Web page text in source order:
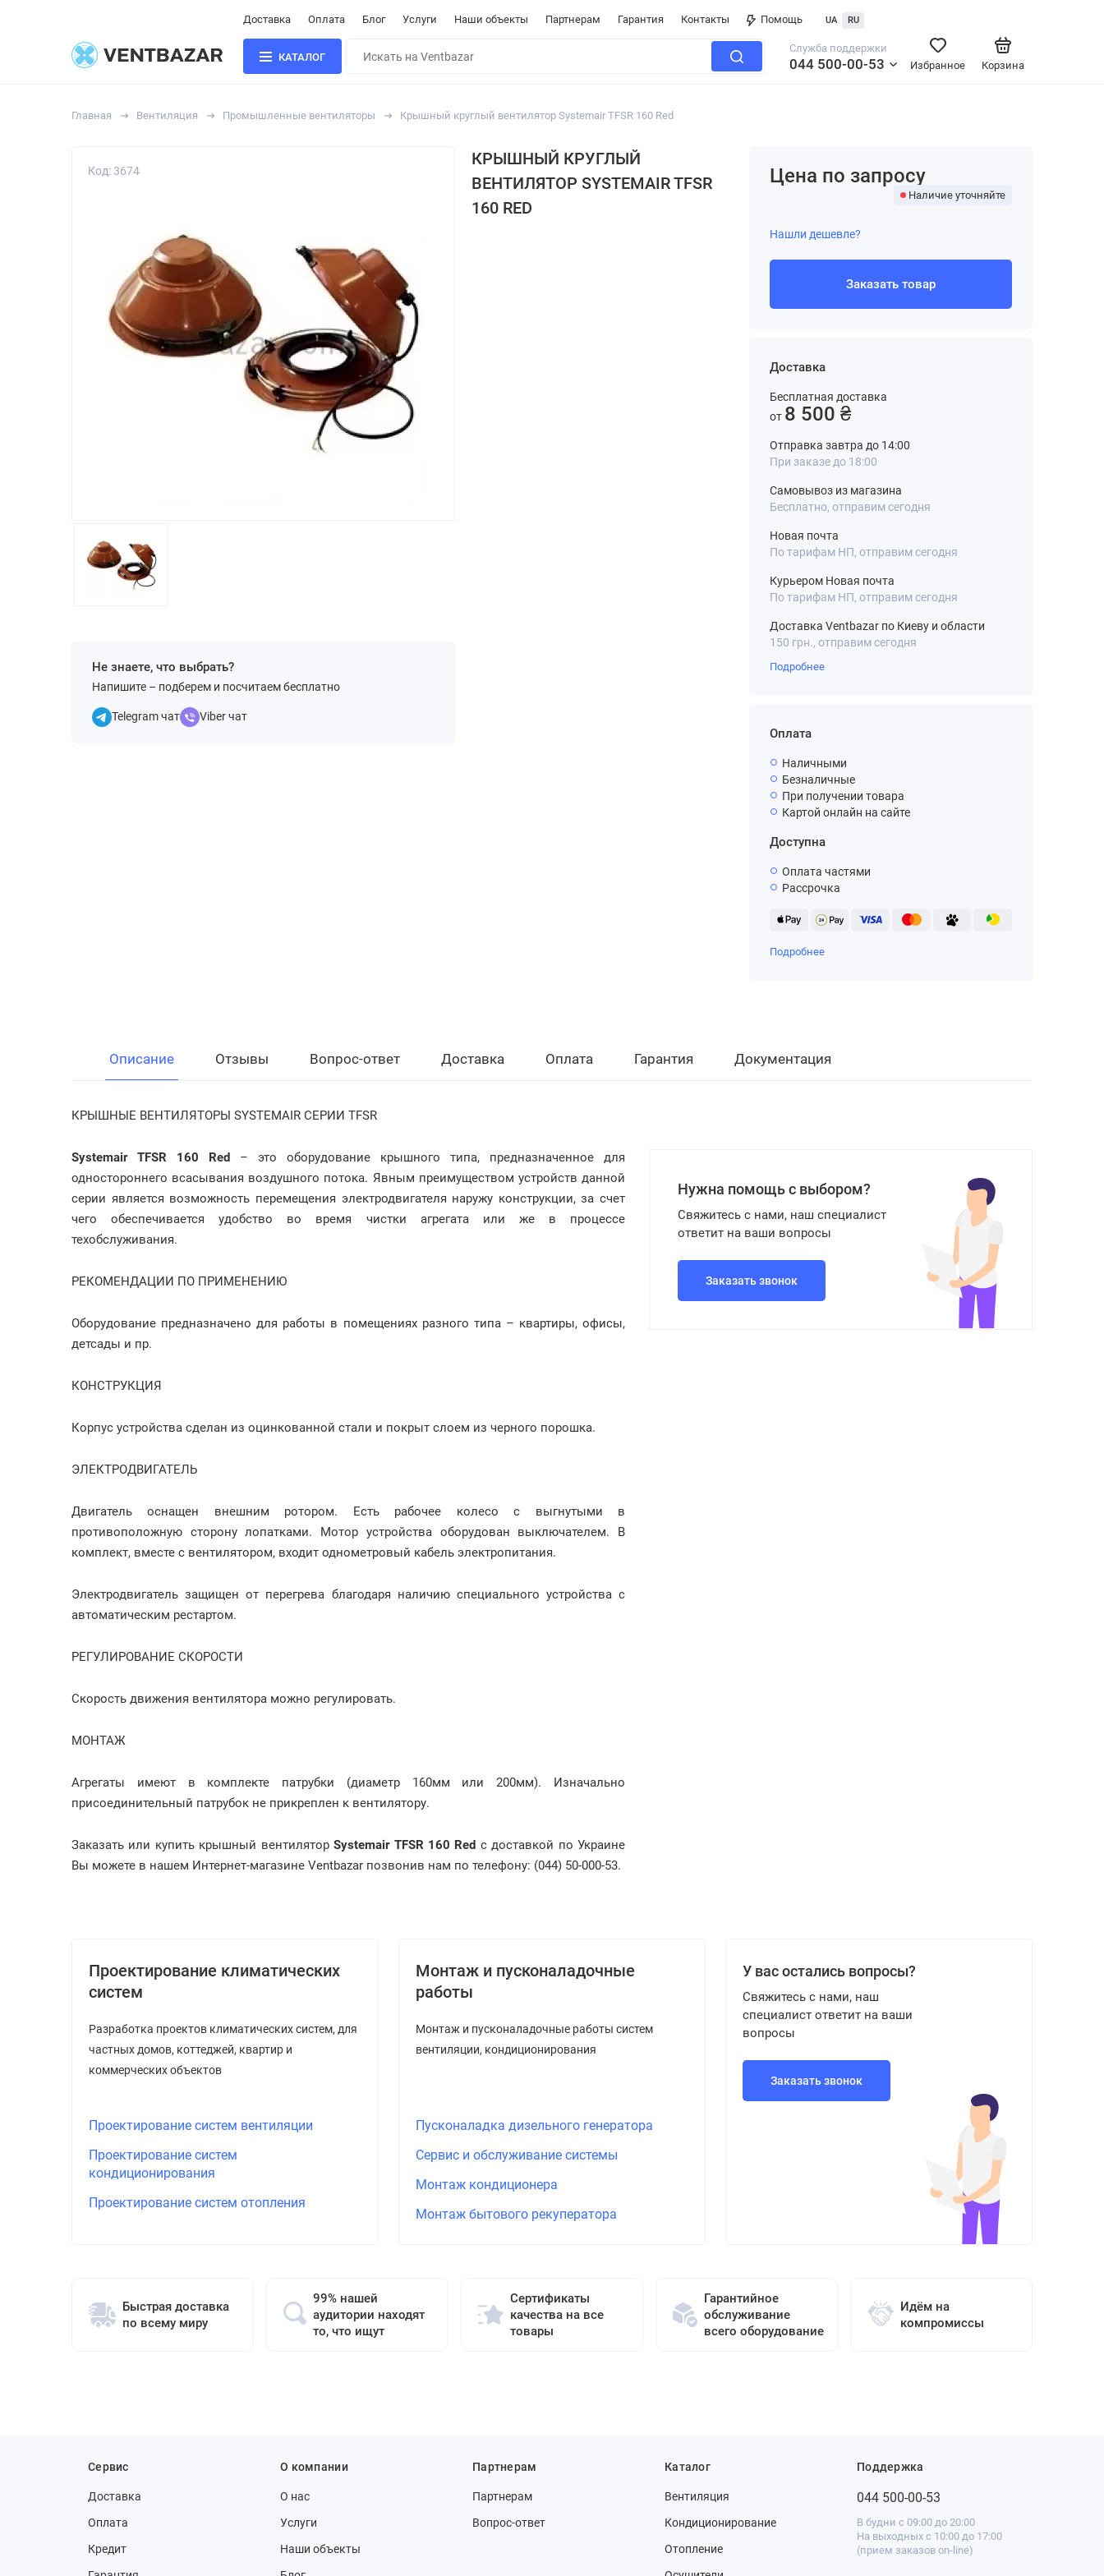
Доставка Оплата Блог Услуги Наши объекты Партнерам Гарантия Контакты Помощь UA RU
КАТАЛОГ
Служба поддержки
044 500-00-53 Корзина
Избранное
Главная Вентиляция Промышленные вентиляторы Крышный круглый вентилятор Systemair TFSR 160 Red
Код: 3674
Не знаете, что выбрать?
Напишите – подберем и посчитаем бесплатно
Telegram чат Viber чат
КРЫШНЫЙ КРУГЛЫЙ
ВЕНТИЛЯТОР SYSTEMAIR TFSR
160 RED
Цена по запросу
Наличие уточняйте
Нашли дешевле?
Заказать товар
Доставка
Бесплатная доставка
от 8 500 ₴
Отправка завтра до 14:00
При заказе до 18:00
Самовывоз из магазина
Бесплатно, отправим сегодня
Новая почта
По тарифам НП, отправим сегодня
Курьером Новая почта
По тарифам НП, отправим сегодня
Доставка Ventbazar по Киеву и области
150 грн., отправим сегодня
Подробнее
Оплата
Наличными
Безналичные
При получении товара
Картой онлайн на сайте
Доступна
Оплата частями
Рассрочка
Подробнее
Описание Отзывы Вопрос-ответ Доставка Оплата Гарантия Документация
КРЫШНЫЕ ВЕНТИЛЯТОРЫ SYSTEMAIR СЕРИИ TFSR
Systemair TFSR 160 Red – это оборудование крышного типа, предназначенное для
одностороннего всасывания воздушного потока. Явным преимуществом устройств данной
серии является возможность перемещения электродвигателя наружу конструкции, за счет
чего обеспечивается удобство во время чистки агрегата или же в процессе
техобслуживания.
РЕКОМЕНДАЦИИ ПО ПРИМЕНЕНИЮ
Оборудование предназначено для работы в помещениях разного типа – квартиры, офисы,
детсады и пр.
КОНСТРУКЦИЯ
Корпус устройства сделан из оцинкованной стали и покрыт слоем из черного порошка.
ЭЛЕКТРОДВИГАТЕЛЬ
Двигатель оснащен внешним ротором. Есть рабочее колесо с выгнутыми в
противоположную сторону лопатками. Мотор устройства оборудован выключателем. В
комплект, вместе с вентилятором, входит однометровый кабель электропитания.
Электродвигатель защищен от перегрева благодаря наличию специального устройства с
автоматическим рестартом.
РЕГУЛИРОВАНИЕ СКОРОСТИ
Скорость движения вентилятора можно регулировать.
МОНТАЖ
Агрегаты имеют в комплекте патрубки (диаметр 160мм или 200мм). Изначально
присоединительный патрубок не прикреплен к вентилятору.
Заказать или купить крышный вентиляторSystemair TFSR 160 Red с доставкой по Украине
Вы можете в нашем Интернет-магазине Ventbazar позвонив нам по телефону: (044) 50-000-53.
Нужна помощь с выбором?
Свяжитесь с нами, наш специалист
ответит на ваши вопросы
Заказать звонок
Проектирование климатических
систем
Разработка проектов климатических систем, для
частных домов, коттеджей, квартир и
коммерческих объектов
Проектирование систем вентиляции
Проектирование систем
кондиционирования
Проектирование систем отопления
Монтаж и пусконаладочные
работы
Монтаж и пусконаладочные работы систем
вентиляции, кондиционирования
Пусконаладка дизельного генератора
Сервис и обслуживание системы
Монтаж кондиционера
Монтаж бытового рекуператора
У вас остались вопросы?
Свяжитесь с нами, наш
специалист ответит на ваши
вопросы
Заказать звонок
Быстрая доставка
по всему миру
99% нашей
аудитории находят
то, что ищут
Сертификаты
качества на все
товары
Гарантийное
обслуживание
всего оборудование
Идём на
компромиссы
Сервис
Доставка
Оплата
Кредит
О компании
О нас
Услуги
Наши объекты
Партнерам
Партнерам
Вопрос-ответ
Каталог
Вентиляция
Кондиционирование
Отопление
Поддержка
044 500-00-53
В будни с 09:00 до 20:00
На выходных с 10:00 до 17:00
(прием заказов on-line)